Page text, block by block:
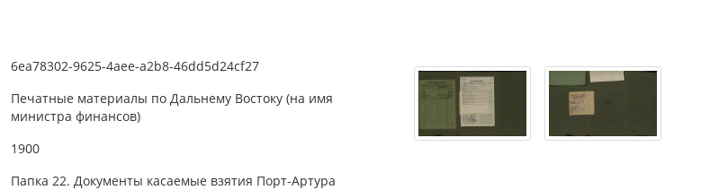
6ea78302-9625-4aee-a2b8-46dd5d24cf27
Печатные материалы по Дальнему Востоку (на имя
министра финансов)
1900
Папка 22. Документы касаемые взятия Порт-Артура